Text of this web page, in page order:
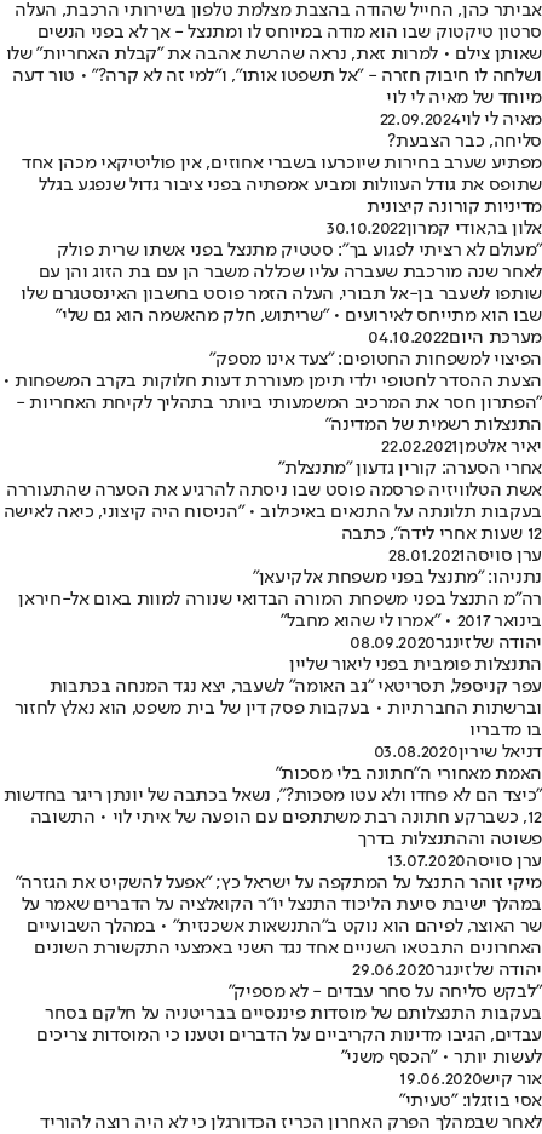
אביתר כהן, החייל שהודה בהצבת מצלמת טלפון בשירותי הרכבת, העלה
סרטון טיקטוק שבו הוא מודה במיוחס לו ומתנצל - אך לא בפני הנשים
שאותן צילם • למרות זאת, נראה שהרשת אהבה את "קבלת האחריות" שלו
ושלחה לו חיבוק חזרה - "אל תשפטו אותו", ו"למי זה לא קרה?" • טור דעה
מיוחד של מאיה לי לוי
מאיה לי לוי22.09.2024
סליחה, כבר הצבעת?
מפתיע שערב בחירות שיוכרעו בשברי אחוזים, אין פוליטיקאי מכהן אחד
שתופס את גודל העוולות ומביע אמפתיה בפני ציבור גדול שנפגע בגלל
מדיניות קורונה קיצונית
אלון בר,אודי קמרון30.10.2022
"מעולם לא רציתי לפגוע בך": סטטיק מתנצל בפני אשתו שרית פולק
לאחר שנה מורכבת שעברה עליו שכללה משבר הן עם בת הזוג והן עם
שותפו לשעבר בן-אל תבורי, העלה הזמר פוסט בחשבון האינסטגרם שלו
שבו הוא מתייחס לאירועים • "שריתוש, חלק מהאשמה הוא גם שלי"
מערכת היום04.10.2022
הפיצוי למשפחות החטופים: "צעד אינו מספק"
הצעת ההסדר לחטופי ילדי תימן מעוררת דעות חלוקות בקרב המשפחות •
"הפתרון חסר את המרכיב המשמעותי ביותר בתהליך לקיחת האחריות -
התנצלות רשמית של המדינה"
יאיר אלטמן22.02.2021
אחרי הסערה: קורין גדעון "מתנצלת"
אשת הטלוויזיה פרסמה פוסט שבו ניסתה להרגיע את הסערה שהתעוררה
בעקבות תלונתה על התנאים באיכילוב • "הניסוח היה קיצוני, כיאה לאישה
12 שעות אחרי לידה", כתבה
ערן סויסה28.01.2021
נתניהו: "מתנצל בפני משפחת אלקיעאן"
רה"מ התנצל בפני משפחת המורה הבדואי שנורה למוות באום אל-חיראן
בינואר 2017 • "אמרו לי שהוא מחבל"
יהודה שלזינגר08.09.2020
התנצלות פומבית בפני ליאור שליין
עפר קניספל, תסריטאי "גב האומה" לשעבר, יצא נגד המנחה בכתבות
וברשתות החברתיות • בעקבות פסק דין של בית משפט, הוא נאלץ לחזור
בו מדבריו
דניאל שירין03.08.2020
האמת מאחורי ה"חתונה בלי מסכות"
"כיצד הם לא פחדו ולא עטו מסכות?", נשאל בכתבה של יונתן ריגר בחדשות
12, כשברקע חתונה רבת משתתפים עם הופעה של איתי לוי • התשובה
פשוטה וההתנצלות בדרך
ערן סויסה13.07.2020
מיקי זוהר התנצל על המתקפה על ישראל כץ; "אפעל להשקיט את הגזרה"
במהלך ישיבת סיעת הליכוד התנצל יו"ר הקואלציה על הדברים שאמר על
שר האוצר, לפיהם הוא נוקט ב"התנשאות אשכנזית" • במהלך השבועיים
האחרונים התבטאו השניים אחד נגד השני באמצעי התקשורת השונים
יהודה שלזינגר29.06.2020
"לבקש סליחה על סחר עבדים - לא מספיק"
בעקבות התנצלותם של מוסדות פיננסיים בבריטניה על חלקם בסחר
עבדים, הגיבו מדינות הקריביים על הדברים וטענו כי המוסדות צריכים
לעשות יותר • "הכסף משני"
אור קיש19.06.2020
אסי בוזגלו: "טעיתי"
לאחר שבמהלך הפרק האחרון הכריז הכדורגלן כי לא היה רוצה להוריד